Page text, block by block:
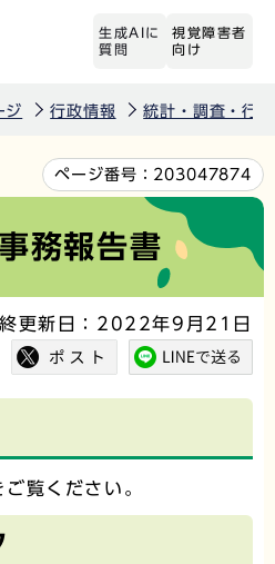
生成AIに
質問
視覚障害者
向け
ジ 行政情報 統計・調査・行
ページ番号： 203047874
務報告書
更新日：2022年9月21日
覧ください。